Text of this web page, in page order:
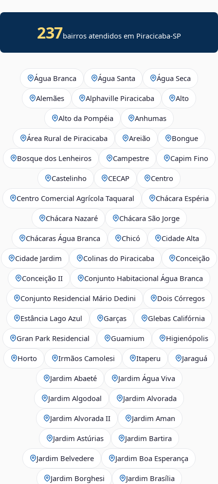
237bairros atendidos em Piracicaba-SP
Água Branca Água Santa Água Seca
Alemães Alphaville Piracicaba Alto
Alto da Pompéia Anhumas
Área Rural de Piracicaba Areião Bongue
Bosque dos Lenheiros Campestre Capim Fino
Castelinho CECAP Centro
Centro Comercial Agrícola Taquaral Chácara Espéria
Chácara Nazaré Chácara São Jorge
Chácaras Água Branca Chicó Cidade Alta
Cidade Jardim Colinas do Piracicaba Conceição
Conceição II Conjunto Habitacional Água Branca
Conjunto Residencial Mário Dedini Dois Córregos
Estância Lago Azul Garças Glebas Califórnia
Gran Park Residencial Guamium Higienópolis
Horto Irmãos Camolesi Itaperu Jaraguá
Jardim Abaeté Jardim Água Viva
Jardim Algodoal Jardim Alvorada
Jardim Alvorada II Jardim Aman
Jardim Astúrias Jardim Bartira
Jardim Belvedere Jardim Boa Esperança
Jardim Borghesi Jardim Brasília